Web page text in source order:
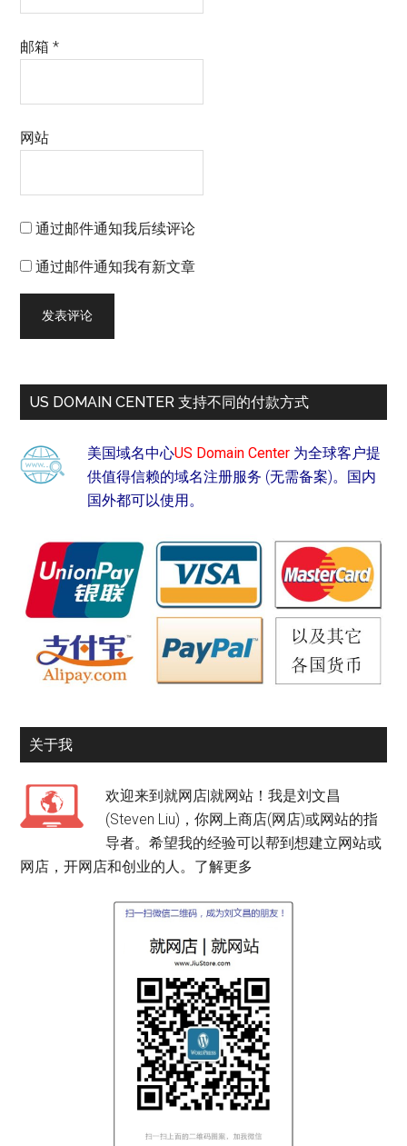
邮箱*
网站
通过邮件通知我后续评论
通过邮件通知我有新文章
US DOMAIN CENTER 支持不同的付款方式
美国域名中心US Domain Center 为全球客户提
供值得信赖的域名注册服务 (无需备案)。国内
国外都可以使用。
关于我
欢迎来到就网店|就网站！我是刘文昌
(Steven Liu)，你网上商店(网店)或网站的指
导者。希望我的经验可以帮到想建立网站或
网店，开网店和创业的人。 了解更多